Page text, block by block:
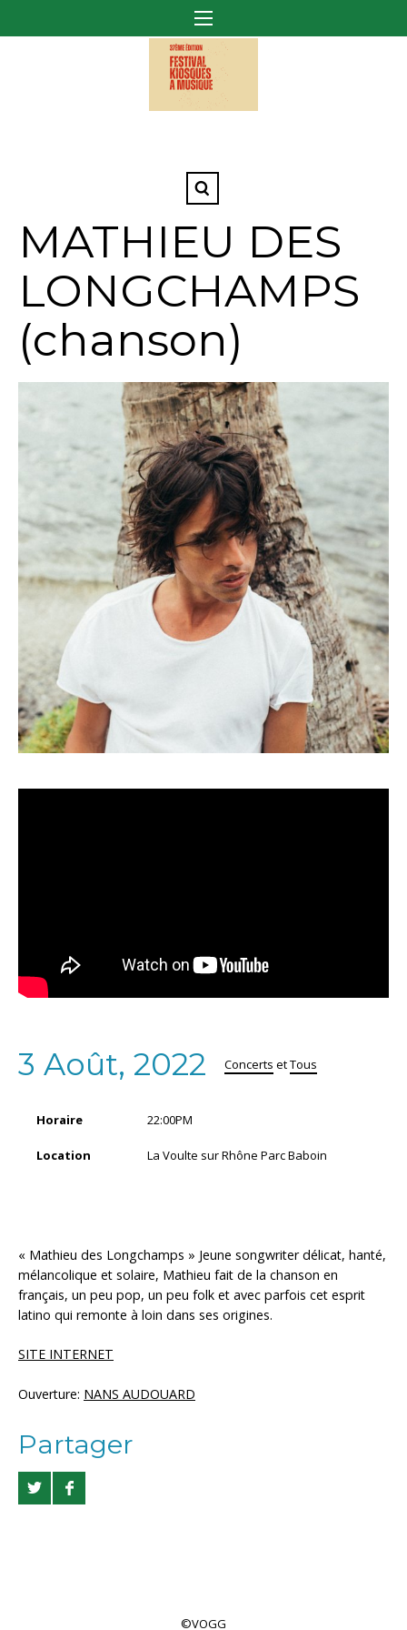
MATHIEU DES
LONGCHAMPS
(chanson)
3 Août, 2022 Concerts etTous
Horaire 22:00PM
Location La Voulte sur Rhône Parc Baboin
« Mathieu des Longchamps » Jeune songwriter délicat, hanté,
mélancolique et solaire, Mathieu fait de la chanson en
français, un peu pop, un peu folk et avec parfois cet esprit
latino qui remonte à loin dans ses origines.
SITE INTERNET
Ouverture: NANS AUDOUARD
Partager
©VOGG